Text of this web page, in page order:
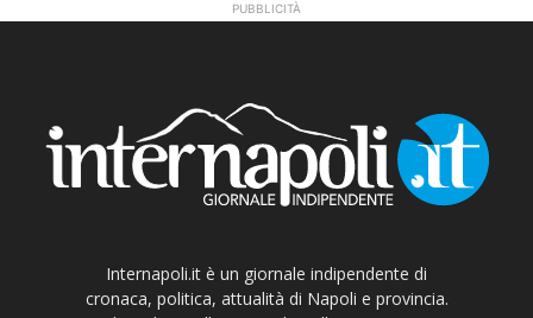
PUBBLICITÀ
Internapoli.it è un giornale indipendente di
cronaca, politica, attualità di Napoli e provincia.